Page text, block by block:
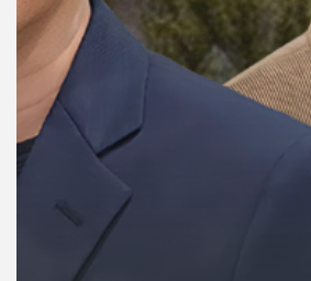
ข่าว
และ
กิจกรรม
เกี่ยว
กับ